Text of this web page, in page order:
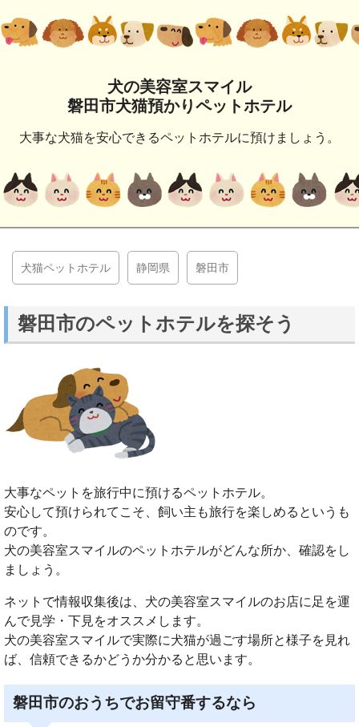
犬の美容室スマイル
磐田市犬猫預かりペットホテル
大事な犬猫を安心できるペットホテルに預けましょう。
犬猫ペットホテル 静岡県 磐田市
磐田市のペットホテルを探そう
大事なペットを旅行中に預けるペットホテル。
安心して預けられてこそ、飼い主も旅行を楽しめるというも
のです。
犬の美容室スマイルのペットホテルがどんな所か、確認をし
ましょう。
ネットで情報収集後は、犬の美容室スマイルのお店に足を運
んで見学・下見をオススメします。
犬の美容室スマイルで実際に犬猫が過ごす場所と様子を見れ
ば、信頼できるかどうか分かると思います。
磐田市のおうちでお留守番するなら